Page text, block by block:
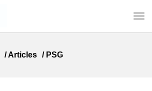
/Articles / PSG